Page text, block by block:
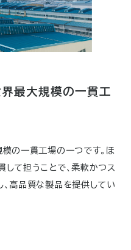
最大規模の一貫工
の一貫工場の一つです。ほ
て担うことで、柔軟かつス
、高品質な製品を提供してい